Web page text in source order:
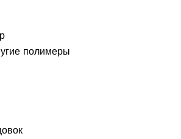
полимеры